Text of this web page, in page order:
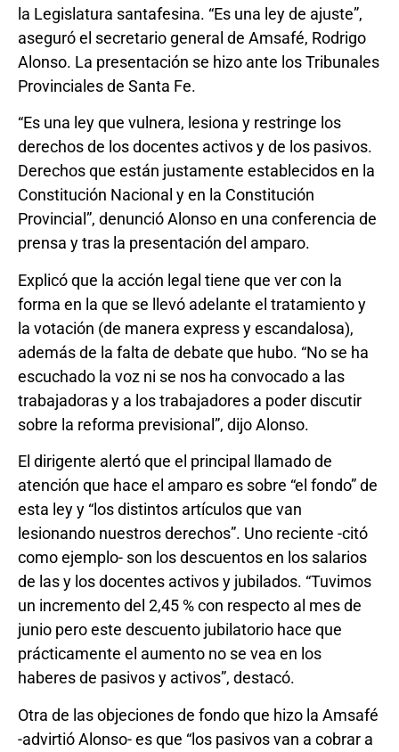
la Legislatura santafesina. “Es una ley de ajuste”,
aseguró el secretario general de Amsafé, Rodrigo
Alonso. La presentación se hizo ante los Tribunales
Provinciales de Santa Fe.
“Es una ley que vulnera, lesiona y restringe los
derechos de los docentes activos y de los pasivos.
Derechos que están justamente establecidos en la
Constitución Nacional y en la Constitución
Provincial”, denunció Alonso en una conferencia de
prensa y tras la presentación del amparo.
Explicó que la acción legal tiene que ver con la
forma en la que se llevó adelante el tratamiento y
la votación (de manera express y escandalosa),
además de la falta de debate que hubo. “No se ha
escuchado la voz ni se nos ha convocado a las
trabajadoras y a los trabajadores a poder discutir
sobre la reforma previsional”, dijo Alonso.
El dirigente alertó que el principal llamado de
atención que hace el amparo es sobre “el fondo” de
esta ley y “los distintos artículos que van
lesionando nuestros derechos”. Uno reciente -citó
como ejemplo- son los descuentos en los salarios
de las y los docentes activos y jubilados. “Tuvimos
un incremento del 2,45 % con respecto al mes de
junio pero este descuento jubilatorio hace que
prácticamente el aumento no se vea en los
haberes de pasivos y activos”, destacó.
Otra de las objeciones de fondo que hizo la Amsafé
-advirtió Alonso- es que “los pasivos van a cobrar a